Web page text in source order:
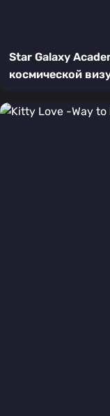
Star Galaxy
космической